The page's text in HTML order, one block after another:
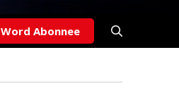
Word Abonnee